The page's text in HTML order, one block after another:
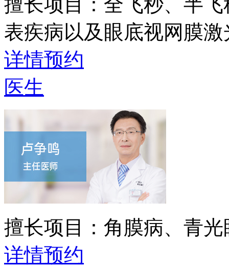
擅长项目： 全飞秒、半
表疾病以及眼底视网膜激
详情预约
医生
擅长项目： 角膜病、青
详情预约